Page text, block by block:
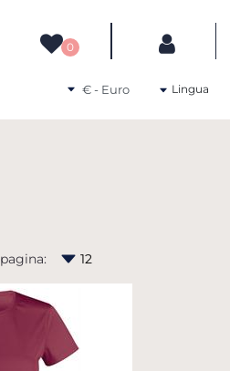
0
Seleziona una valuta
Lingua